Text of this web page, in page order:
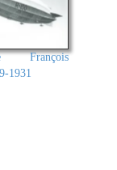
François
1931